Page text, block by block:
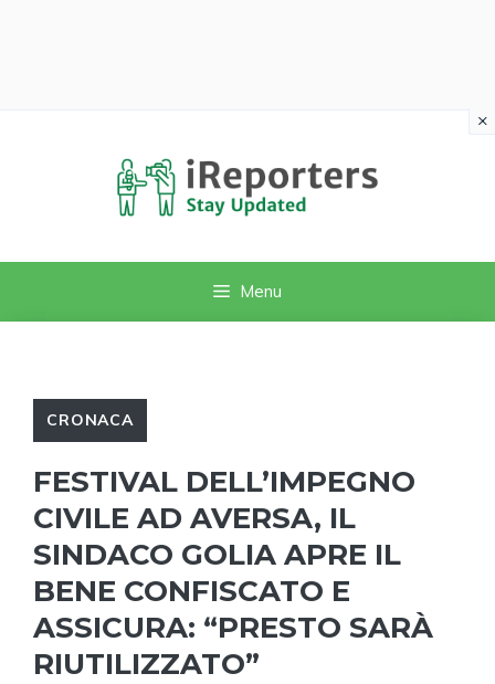
Menu
CRONACA
FESTIVAL DELL’IMPEGNO
CIVILE AD AVERSA, IL
SINDACO GOLIA APRE IL
BENE CONFISCATO E
ASSICURA: “PRESTO SARÀ
RIUTILIZZATO”
×